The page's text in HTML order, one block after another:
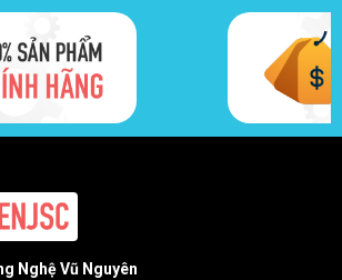
Nghệ Vũ Nguyên